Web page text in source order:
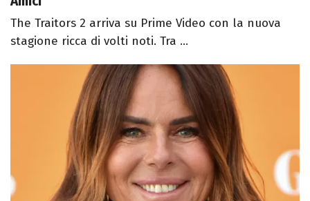
The Traitors 2 arriva su Prime Video con la nuova
stagione ricca di volti noti. Tra ...